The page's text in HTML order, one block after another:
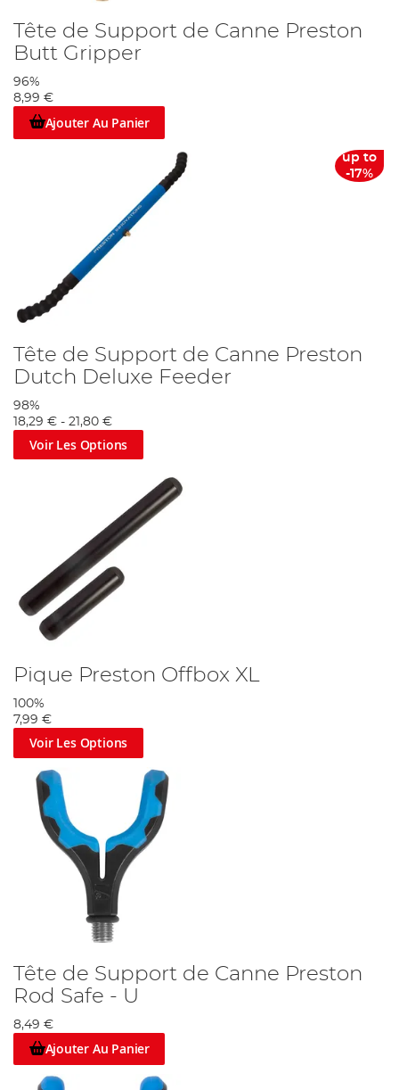
Tête de Support de Canne Preston
Butt Gripper
96%
8,99 €
Ajouter Au Panier
up to
-17%
Tête de Support de Canne Preston
Dutch Deluxe Feeder
98%
18,29 € - 21,80 €
Voir Les Options
Pique Preston Offbox XL
100%
7,99 €
Voir Les Options
Tête de Support de Canne Preston
Rod Safe - U
8,49 €
Ajouter Au Panier